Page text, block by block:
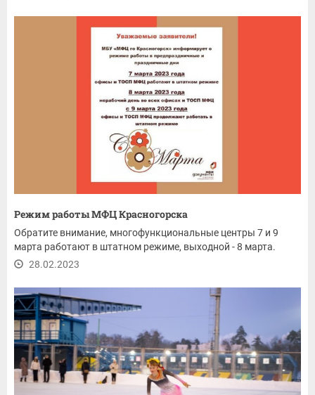
Режим работы МФЦ Красногорска
Обратите внимание, многофункциональные центры 7 и 9
марта работают в штатном режиме, выходной - 8 марта.
28.02.2023